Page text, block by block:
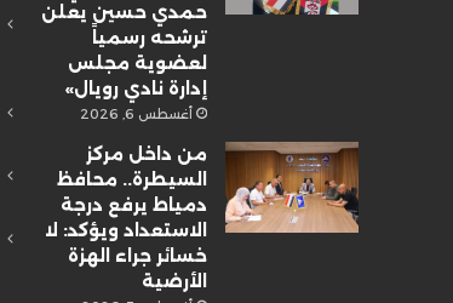
حمدي حسين يعلن
ترشحه رسمياً
لعضوية مجلس
إدارة نادي رويال»
أغسطس 6, 2026
من داخل مركز
السيطرة.. محافظ
دمياط يرفع درجة
الاستعداد ويؤكد: لا
خسائر جراء الهزة
الأرضية